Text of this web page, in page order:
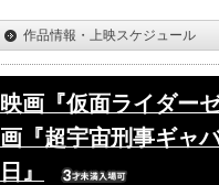
作品情報・上映スケジュール
映画『仮面ライダー
画『超宇宙刑事ギャ
日』